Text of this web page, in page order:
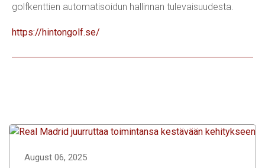
golfkenttien automatisoidun hallinnan tulevaisuudesta.
https://hintongolf.se/
August 06, 2025